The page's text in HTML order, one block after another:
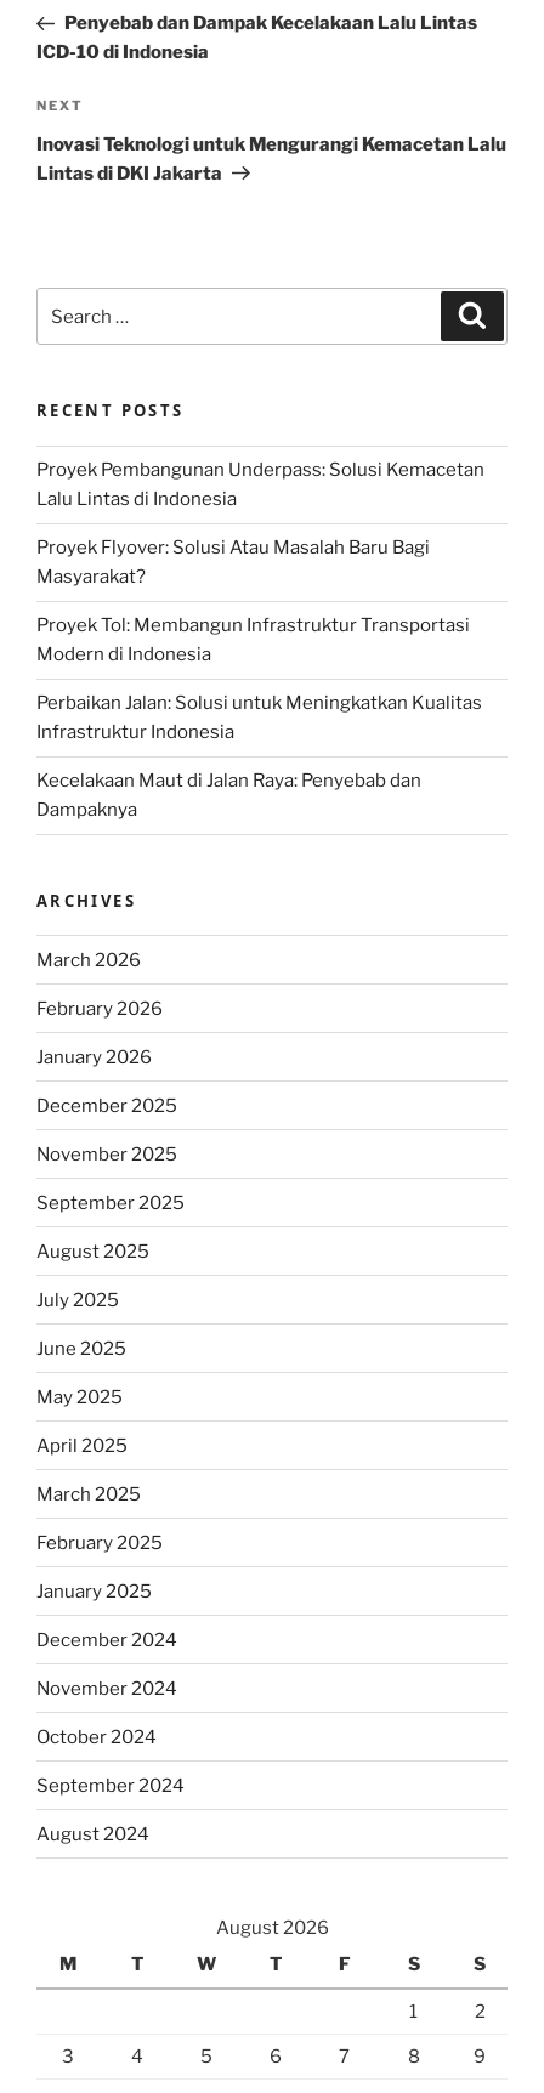
PostPenyebab dan Dampak Kecelakaan Lalu Lintas
ICD-10 di Indonesia
Next
Post
NEXT
Inovasi Teknologi untuk Mengurangi Kemacetan Lalu
Lintas di DKI Jakarta
for:
RECENT POSTS
Proyek Pembangunan Underpass: Solusi Kemacetan
Lalu Lintas di Indonesia
Proyek Flyover: Solusi Atau Masalah Baru Bagi
Masyarakat?
Proyek Tol: Membangun Infrastruktur Transportasi
Modern di Indonesia
Perbaikan Jalan: Solusi untuk Meningkatkan Kualitas
Infrastruktur Indonesia
Kecelakaan Maut di Jalan Raya: Penyebab dan
Dampaknya
ARCHIVES
March 2026
February 2026
January 2026
December 2025
November 2025
September 2025
August 2025
July 2025
June 2025
May 2025
April 2025
March 2025
February 2025
January 2025
December 2024
November 2024
October 2024
September 2024
August 2024
August 2026
M
T W T F S S
1 2
3 4 5 6 7 8 9